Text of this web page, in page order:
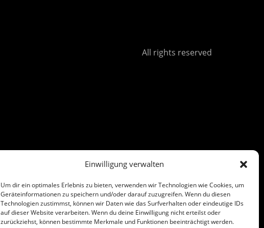
Einwilligung verwalten
Um dir ein optimales Erlebnis zu bieten, verwenden wir Technologien wie Cookies, um
Geräteinformationen zu speichern und/oder darauf zuzugreifen. Wenn du diesen
Technologien zustimmst, können wir Daten wie das Surfverhalten oder eindeutige IDs
auf dieser Website verarbeiten. Wenn du deine Einwilligung nicht erteilst oder
zurückziehst, können bestimmte Merkmale und Funktionen beeinträchtigt werden.
All rights reserved